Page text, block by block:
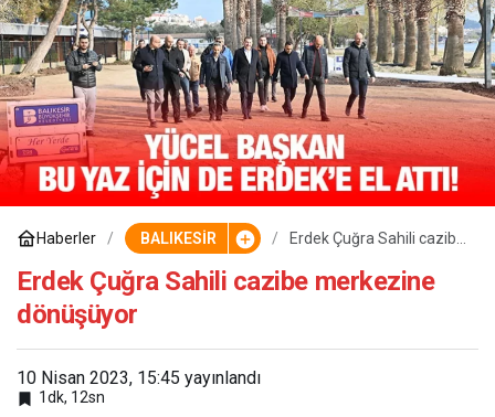
Haberler BALIKESİR
Erdek Çuğra Sahili cazibe
Erdek Çuğra Sahili cazibe merkezine
dönüşüyor
10 Nisan 2023, 15:45 yayınlandı
1dk, 12sn